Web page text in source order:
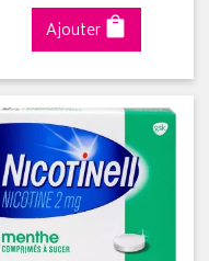
Ajouter